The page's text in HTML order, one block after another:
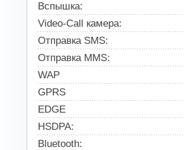
Вспышка:
Video-Call камера:
Отправка SMS:
Отправка MMS:
WAP
GPRS
EDGE
HSDPA:
Bluetooth: